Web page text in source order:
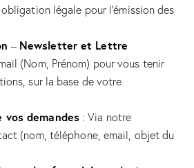
légale pour l’émission des
– Newsletter et Lettre
(Nom, Prénom) pour vous tenir
sur la base de votre
demandes: Via notre
(nom, téléphone, email, objet du